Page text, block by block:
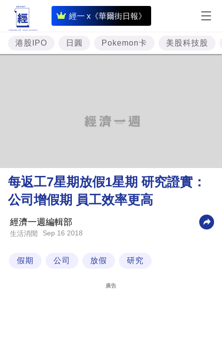
經一 x《華爾街日報》
即
時
財
經
理
財
商
業
科
港股IPO 日圓 Pokemon卡 美股科技股
每返工7星期放假1星期 研究證實：
公司增假期 員工效率更高
經濟一週編輯部
生活消閒 Sep 16 2018
假期 公司 放假 研究
廣告